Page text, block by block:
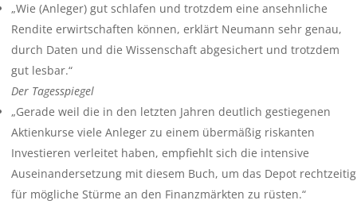
„Wie (Anleger) gut schlafen und trotzdem eine ansehnliche
Rendite erwirtschaften können, erklärt Neumann sehr genau,
durch Daten und die Wissenschaft abgesichert und trotzdem
gut lesbar.“
Der Tagesspiegel
„Gerade weil die in den letzten Jahren deutlich gestiegenen
Aktienkurse viele Anleger zu einem übermäßig riskanten
Investieren verleitet haben, empfiehlt sich die intensive
Auseinandersetzung mit diesem Buch, um das Depot rechtzeitig
für mögliche Stürme an den Finanzmärkten zu rüsten.“